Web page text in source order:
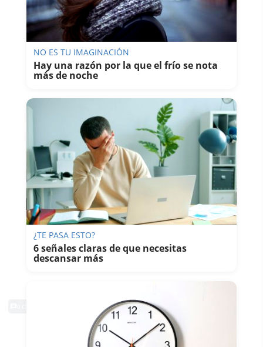
TE PUEDE INTERESAR
NO ES TU IMAGINACIÓN
Hay una razón por la que el frío se nota
más de noche
¿TE PASA ESTO?
6 señales claras de que necesitas
descansar más